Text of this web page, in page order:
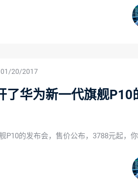
01/20/2017
了华为新一代旗舰
的发布会，售价公布，3788元起，你